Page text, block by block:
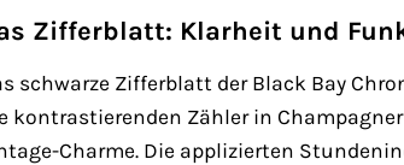
Zifferblatt: Klarheit und
schwarze Zifferblatt der Black Bay
kontrastierenden Zähler in
Charme. Die applizierten